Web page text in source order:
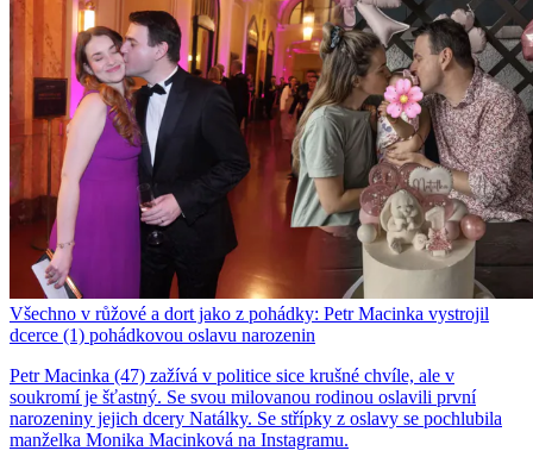
Všechno v růžové a dort jako z pohádky: Petr Macinka vystrojil
dcerce (1) pohádkovou oslavu narozenin
Petr Macinka (47) zažívá v politice sice krušné chvíle, ale v
soukromí je šťastný. Se svou milovanou rodinou oslavili první
narozeniny jejich dcery Natálky. Se střípky z oslavy se pochlubila
manželka Monika Macinková na Instagramu.